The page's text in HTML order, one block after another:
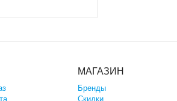
МАГАЗИН
Бренды
Скидки